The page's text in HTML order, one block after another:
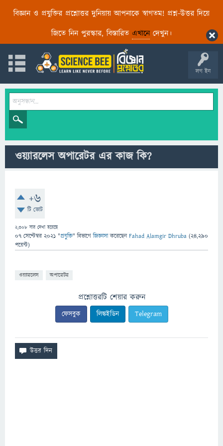
বিজ্ঞান ও প্রযুক্তির প্রশ্নোত্তর দুনিয়ায় আপনাকে স্বাগতম! প্রশ্ন-উত্তর দিয়ে
জিতে নিন পুরস্কার, বিস্তারিত এখানেদেখুন।
লগ ইন
ওয়্যারলেস অপারেটর এর কাজ কি?
+6
টি ভোট
2,308 বার দেখা হয়েছে
07 সেপ্টেম্বর 2021 "প্রযুক্তি" বিভাগে জিজ্ঞাসাকরেছেনFahad Alamgir Dhruba (24,290
পয়েন্ট)
ওয়্যারলেস অপারেটর
প্রশ্নোত্তরটি শেয়ার করুন
ফেসবুক লিঙ্কইডিন Telegram